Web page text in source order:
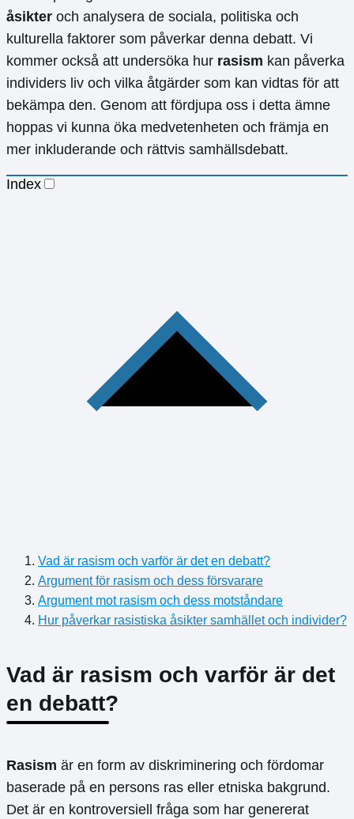
åsikter och analysera de sociala, politiska och
kulturella faktorer som påverkar denna debatt. Vi
kommer också att undersöka hur rasism kan påverka
individers liv och vilka åtgärder som kan vidtas för att
bekämpa den. Genom att fördjupa oss i detta ämne
hoppas vi kunna öka medvetenheten och främja en
mer inkluderande och rättvis samhällsdebatt.
Index
Vad är rasism och varför är det en debatt?
Argument för rasism och dess försvarare
Argument mot rasism och dess motståndare
Hur påverkar rasistiska åsikter samhället och individer?
Vad är rasism och varför är det
en debatt?
Rasism är en form av diskriminering och fördomar
baserade på en persons ras eller etniska bakgrund.
Det är en kontroversiell fråga som har genererat